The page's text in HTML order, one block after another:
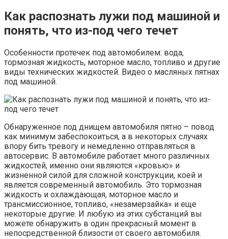
Как распознать лужи под машиной и
понять, что из-под чего течет
Особенности протечек под автомобилем: вода,
тормозная жидкость, моторное масло, топливо и другие
виды технических жидкостей. Видео о масляных пятнах
под машиной.
Обнаруженное под днищем автомобиля пятно – повод
как минимум забеспокоиться, а в некоторых случаях
впору бить тревогу и немедленно отправляться в
автосервис. В автомобиле работает много различных
жидкостей, именно они являются «кровью» и
жизненной силой для сложной конструкции, коей и
является современный автомобиль. Это тормозная
жидкость и охлаждающая, моторное масло и
трансмиссионное, топливо, «незамерзайка» и еще
некоторые другие. И любую из этих субстанций вы
можете обнаружить в один прекрасный момент в
непосредственной близости от своего автомобиля.